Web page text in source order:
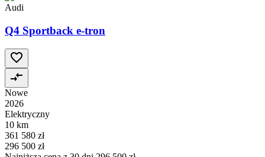
Audi
Q4 Sportback e-tron
Nowe
2026
Elektryczny
10 km
361 580 zł
296 500 zł